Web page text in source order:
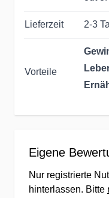
Lieferzeit 2-3
Vorteile
Eigene
Nur registrierte
hinterlassen. Bitte